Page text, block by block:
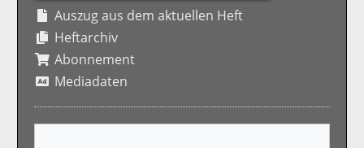
Auszug aus dem aktuellen Heft
Heftarchiv
Abonnement
Mediadaten